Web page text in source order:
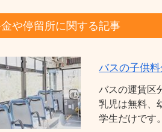
や停留所に関する記事
バスの子供
バスの運賃区
乳児は無料、
学生だけです。